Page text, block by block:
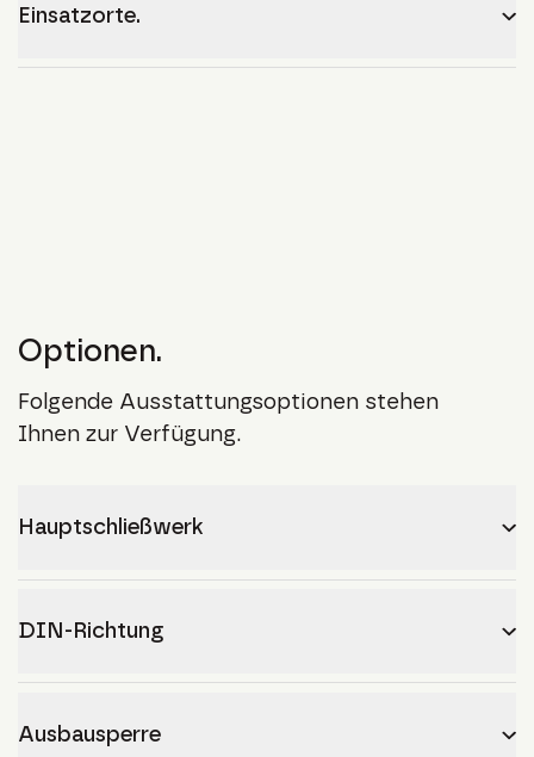
Einsatzorte.
Optionen.
Folgende Ausstattungsoptionen stehen
Ihnen zur Verfügung.
Hauptschließwerk
DIN-Richtung
Ausbausperre